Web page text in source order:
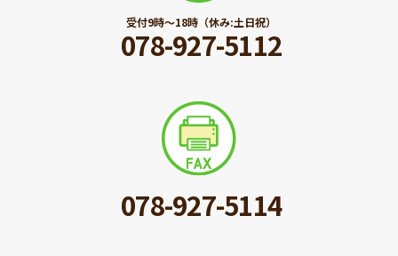
受付9時〜18時（休み:土日祝）
078-927-5112
078-927-5114